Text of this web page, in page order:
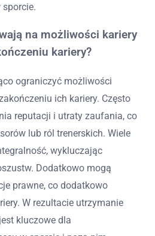
na możliwości kariery
kariery?
ograniczyć możliwości
ich kariery. Często
reputacji i utraty zaufania, co
lub ról trenerskich. Wiele
wykluczając
Dodatkowo mogą
prawne, co dodatkowo
W rezultacie utrzymanie
kluczowe dla